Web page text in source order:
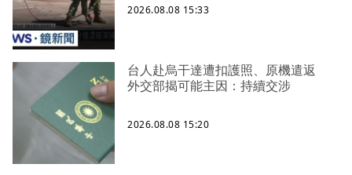
2026.08.08 15:33
台人赴烏干達遭扣護照、原機遣返
外交部揭可能主因：持續交涉
2026.08.08 15:20